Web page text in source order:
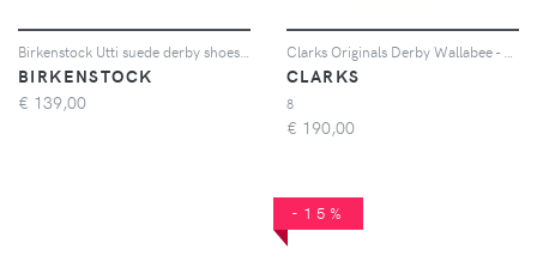
BIRKENSTOCK
€ 139,00
CLARKS
8
€ 190,00
-15%